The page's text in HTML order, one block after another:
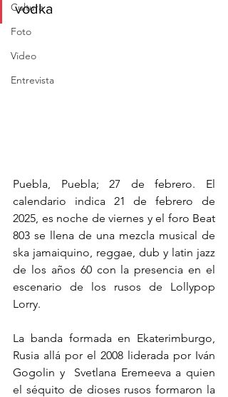
Cultura
Foto
Video
Entrevista
vodka
Puebla, Puebla; 27 de febrero. El
calendario indica 21 de febrero de
2025, es noche de viernes y el foro Beat
803 se llena de una mezcla musical de
ska jamaiquino, reggae, dub y latin jazz
de los años 60 con la presencia en el
escenario de los rusos de Lollypop
Lorry.
La banda formada en Ekaterimburgo,
Rusia allá por el 2008 liderada por Iván
Gogolin y  Svetlana Eremeeva a quien
el séquito de dioses rusos formaron la